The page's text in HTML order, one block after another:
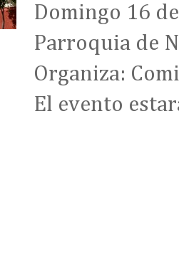
Domingo 16
Parroquia de
Organiza:
El evento